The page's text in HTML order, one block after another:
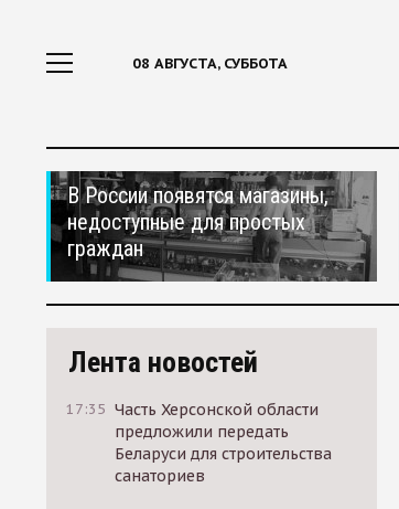
08 АВГУСТА, СУББОТА
В России появятся магазины,
недоступные для простых
граждан
Лента новостей
17:35 Часть Херсонской области
предложили передать
Беларуси для строительства
санаториев